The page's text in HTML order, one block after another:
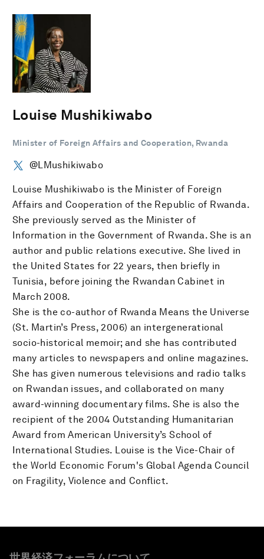
Louise Mushikiwabo
Minister of Foreign Affairs and Cooperation, Rwanda
@LMushikiwabo
Louise Mushikiwabo is the Minister of Foreign
Affairs and Cooperation of the Republic of Rwanda.
She previously served as the Minister of
Information in the Government of Rwanda. She is an
author and public relations executive. She lived in
the United States for 22 years, then briefly in
Tunisia, before joining the Rwandan Cabinet in
March 2008.
She is the co-author of Rwanda Means the Universe
(St. Martin’s Press, 2006) an intergenerational
socio-historical memoir; and she has contributed
many articles to newspapers and online magazines.
She has given numerous televisions and radio talks
on Rwandan issues, and collaborated on many
award-winning documentary films. She is also the
recipient of the 2004 Outstanding Humanitarian
Award from American University’s School of
International Studies. Louise is the Vice-Chair of
the World Economic Forum's Global Agenda Council
on Fragility, Violence and Conflict.